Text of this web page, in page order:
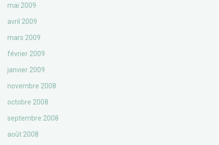
mai 2009
avril 2009
mars 2009
février 2009
janvier 2009
novembre 2008
octobre 2008
septembre 2008
août 2008